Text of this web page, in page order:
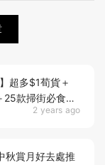
2 years ago
超多$1荀貨＋
款掃街必食＋
秋賞月好去處推